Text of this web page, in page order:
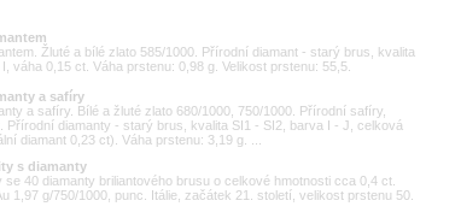
Žluté a bílé zlato 585/1000. Přírodní diamant - starý brus, kvalita
váha 0,15 ct. Váha prstenu: 0,98 g. Velikost prstenu: 55,5.
a safíry
a safíry. Bílé a žluté zlato 680/1000, 750/1000. Přírodní safíry,
Přírodní diamanty - starý brus, kvalita SI1 - SI2, barva I - J, celková
diamant 0,23 ct). Váha prstenu: 3,19 g. ...
s diamanty
se 40 diamanty briliantového brusu o celkové hmotnosti cca 0,4 ct.
1,97 g/750/1000, punc. Itálie, začátek 21. století, velikost prstenu 50.